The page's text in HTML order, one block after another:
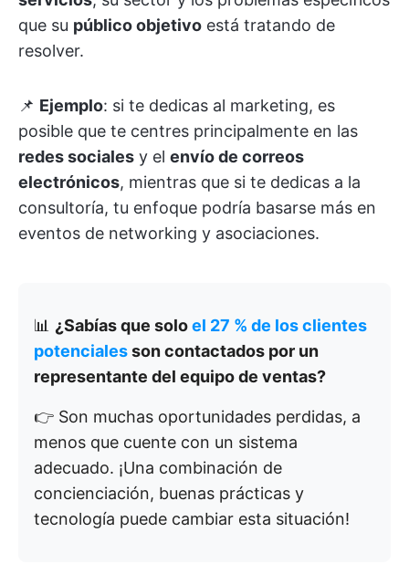
que su público objetivo está tratando de
resolver.
📌 Ejemplo: si te dedicas al marketing, es
posible que te centres principalmente en las
redes sociales y el envío de correos
electrónicos, mientras que si te dedicas a la
consultoría, tu enfoque podría basarse más en
eventos de networking y asociaciones.
📊 ¿Sabías que soloel 27 % de los clientes
potencialesson contactados por un
representante del equipo de ventas?
👉 Son muchas oportunidades perdidas, a
menos que cuente con un sistema
adecuado. ¡Una combinación de
concienciación, buenas prácticas y
tecnología puede cambiar esta situación!